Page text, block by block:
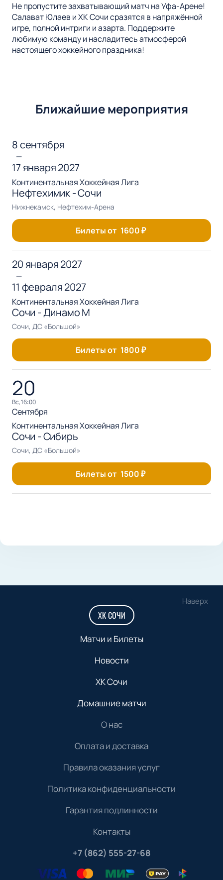
Не пропустите захватывающий матч на Уфа-Арене!
Салават Юлаев и ХК Сочи сразятся в напряжённой
игре, полной интриги и азарта. Поддержите
любимую команду и насладитесь атмосферой
настоящего хоккейного праздника!
Ближайшие мероприятия
8 сентября
—
17 января 2027
Континентальная Хоккейная Лига
Нефтехимик - Сочи
Нижнекамск, Нефтехим-Арена
Билеты от 1600₽
20 января 2027
—
11 февраля 2027
Континентальная Хоккейная Лига
Сочи - Динамо М
Сочи, ДС «Большой»
Билеты от 1800₽
20
вс, 16:00
Сентября
Континентальная Хоккейная Лига
Сочи - Сибирь
Сочи, ДС «Большой»
Билеты от 1500₽
Наверх
ХК СОЧИ
Матчи и Билеты
Новости
ХК Сочи
Домашние матчи
О нас
Оплата и доставка
Правила оказания услуг
Политика конфиденциальности
Гарантия подлинности
Контакты
+7 (862) 555-27-68